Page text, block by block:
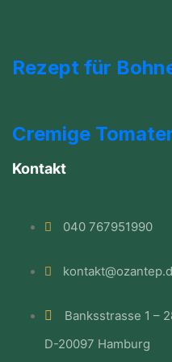
Rezept für
Cremige
Kontakt
040 767951990
Banksstrasse 1 –
D-20097 Hamburg